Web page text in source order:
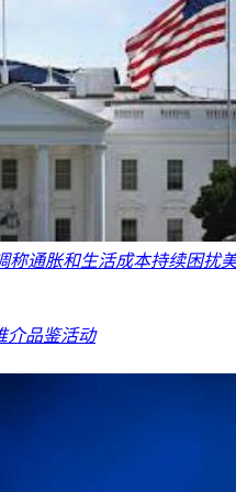
称通胀和生活成本持续困扰
介品鉴活动